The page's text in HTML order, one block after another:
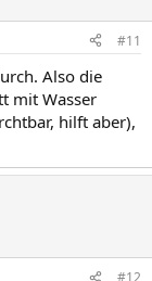
#11
Also die
mit Wasser
hilft aber),
#12